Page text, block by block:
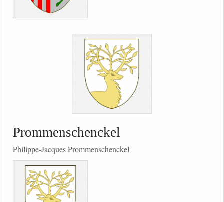
Prommenschenckel
Philippe-Jacques Prommenschenckel